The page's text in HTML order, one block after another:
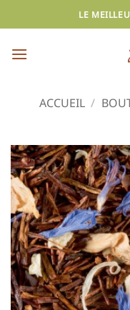
au
LE
ACCUEIL /